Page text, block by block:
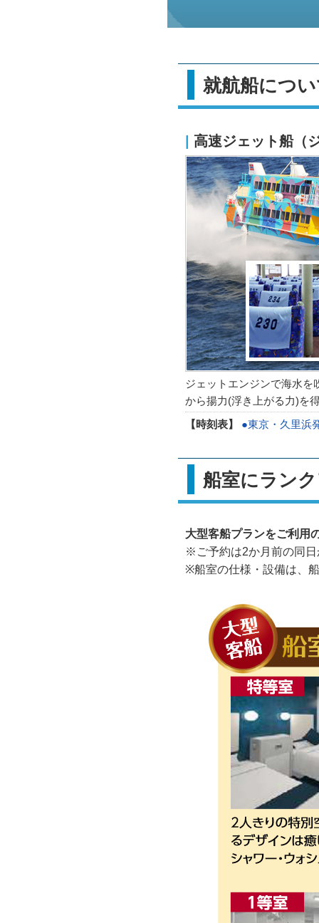
就航船につ
高速ジェット船（
ジェットエンジンで海水を
から揚力(浮き上がる力)を
【時刻表】
●東京・久里浜
船室にラン
大型客船プランをご利用
※ご予約は2か月前の同
※船室の仕様・設備は、